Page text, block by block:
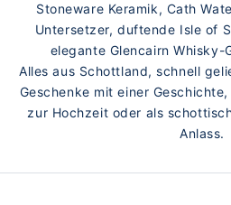
Stoneware Keramik, Cath
Untersetzer, duftende Isle of
elegante Glencairn Whisky-
Alles aus Schottland, schnell
Geschenke mit einer
zur Hochzeit oder als
Anlass.